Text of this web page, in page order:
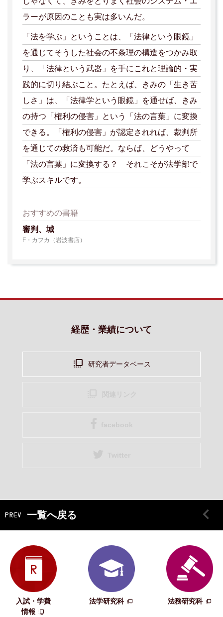
ラーが原因のことも実は多いんだ。
「法を学ぶ」ということは、「法律という眼鏡」
を通じてそうした社会の不条理の構造をつかみ取
り、「法律という武器」を手にこれと理論的・実
践的に切り結ぶこと。たとえば、きみの「生き苦
しさ」は、「法律学という眼鏡」を通せば、きみ
の持つ「権利の侵害」という「法の言葉」に変換
できる。「権利の侵害」が認定されれば、裁判所
を通じての救済も可能だ。ならば、どうやって
「法の言葉」に変換する？ それこそが法学部で
学ぶスキルです。
おすすめの書籍
審判、城
F・カフカ（岩波書店）
経歴・業績について
研究者データベース
PREV 一覧へ戻る
入試・学費
情報
法学研究科 法務研究科